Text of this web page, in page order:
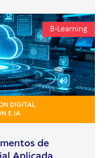
B-Learning
DIGITAL,
E IA
de